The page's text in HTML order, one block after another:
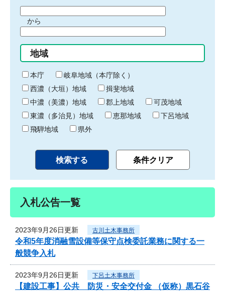
間
始
り
から
間
終
わ
り
地域
本庁
岐阜地域（本庁除く）
西濃（大垣）地域
揖斐地域
中濃（美濃）地域
郡上地域
可茂地域
東濃（多治見）地域
恵那地域
下呂地域
飛騨地域
県外
入札公告一覧
2023年9月26日更新 古川土木事務所
令和5年度消融雪設備等保守点検委託業務に関する一
般競争入札
2023年9月26日更新 下呂土木事務所
【建設工事】公共 防災・安全交付金 （仮称）黒石谷